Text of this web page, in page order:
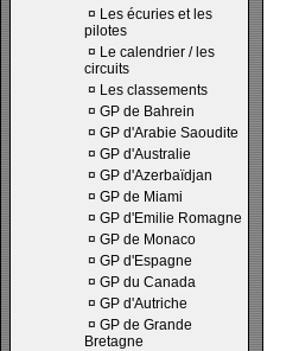
¤ Les écuries et les
pilotes
¤ Le calendrier / les
circuits
¤ Les classements
¤ GP de Bahrein
¤ GP d'Arabie Saoudite
¤ GP d'Australie
¤ GP d'Azerbaïdjan
¤ GP de Miami
¤ GP d'Emilie Romagne
¤ GP de Monaco
¤ GP d'Espagne
¤ GP du Canada
¤ GP d'Autriche
¤ GP de Grande
Bretagne